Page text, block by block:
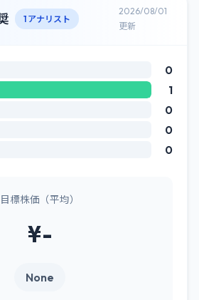
1 アナリスト
2026/08/01
更新
0
1
0
0
0
目標株価（平均）
¥-
None